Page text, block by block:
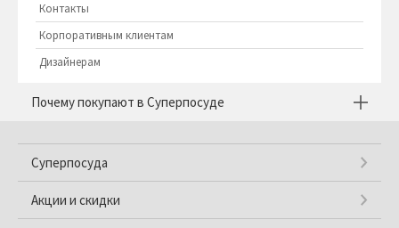
Контакты
Корпоративным клиентам
Дизайнерам
Почему покупают в Суперпосуде
Суперпосуда
Акции и скидки